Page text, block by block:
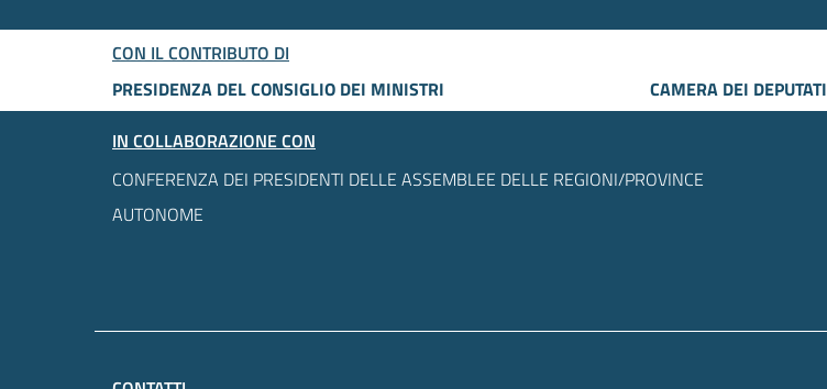
CON IL CONTRIBUTO DI
PRESIDENZA DEL CONSIGLIO DEI MINISTRI
CAMERA DEI DEPUTATI
IN COLLABORAZIONE CON
CONFERENZA DEI PRESIDENTI DELLE ASSEMBLEE DELLE REGIONI/PROVINCE
AUTONOME